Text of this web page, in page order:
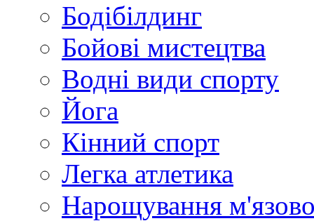
Бодібілдинг
Бойові мистецтва
Водні види спорту
Йога
Кінний спорт
Легка атлетика
Нарощування